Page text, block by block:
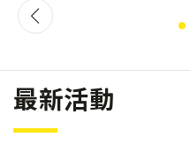
最新活動